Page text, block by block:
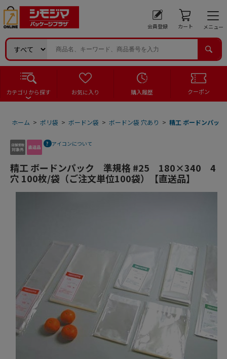
会員登録 カート メニュー
カテゴリから探す お気に入り 購入履歴 クーポン
ホーム > ポリ袋 > ボードン袋 > ボードン袋 穴あり > 精工 ボードンパッ
アイコンについて
精工 ボードンパック 準規格 #25 180×340 4
穴 100枚/袋（ご注文単位100袋）【直送品】